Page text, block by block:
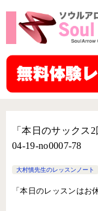
「本日のサックス
04-19-no0007-78
大村慎先生のレッスンノート
「本日のレッスンはお